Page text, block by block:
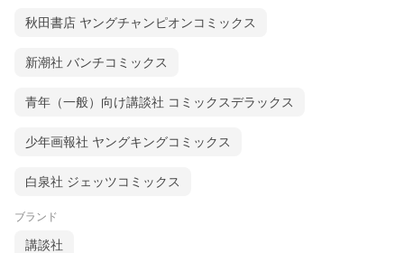
秋田書店 ヤングチャンピオンコミックス
新潮社 バンチコミックス
青年（一般）向け講談社 コミックスデラックス
少年画報社 ヤングキングコミックス
白泉社 ジェッツコミックス
ブランド
講談社